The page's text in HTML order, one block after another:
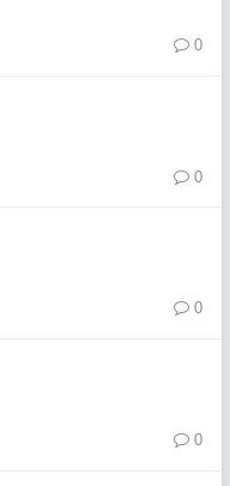
0
0
0
0